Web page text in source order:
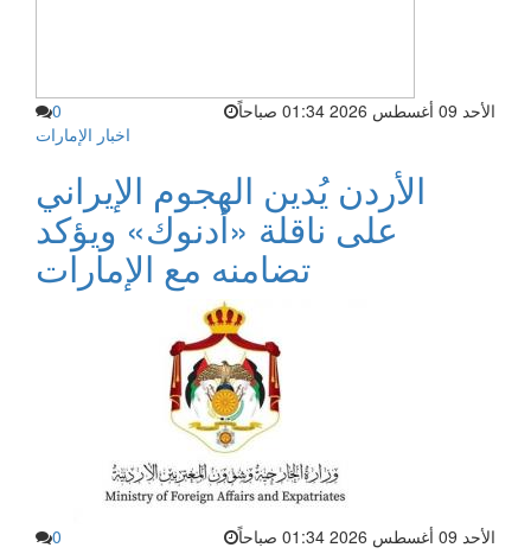
الأحد 09 أغسطس 2026 01:34 صباحاً
0
اخبار الإمارات
الأردن يُدين الهجوم الإيراني
على ناقلة «أدنوك» ويؤكد
تضامنه مع الإمارات
الأحد 09 أغسطس 2026 01:34 صباحاً 0